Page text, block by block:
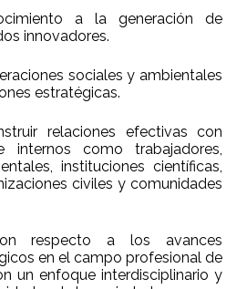
a la generación de
innovadores.
sociales y ambientales
estratégicas.
relaciones efectivas con
internos como trabajadores,
instituciones científicas,
civiles y comunidades
respecto a los avances
en el campo profesional de
un enfoque interdisciplinario y